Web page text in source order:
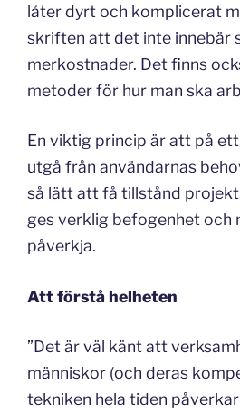
låter dyrt och komplicerat
skriften att det inte innebär
merkostnader. Det finns
metoder för hur man ska
En viktig princip är att på
utgå från användarnas
så lätt att få tillstånd
ges verklig befogenhet och
påverkja.
Att förstå helheten
”Det är väl känt att
människor (och deras
tekniken hela tiden